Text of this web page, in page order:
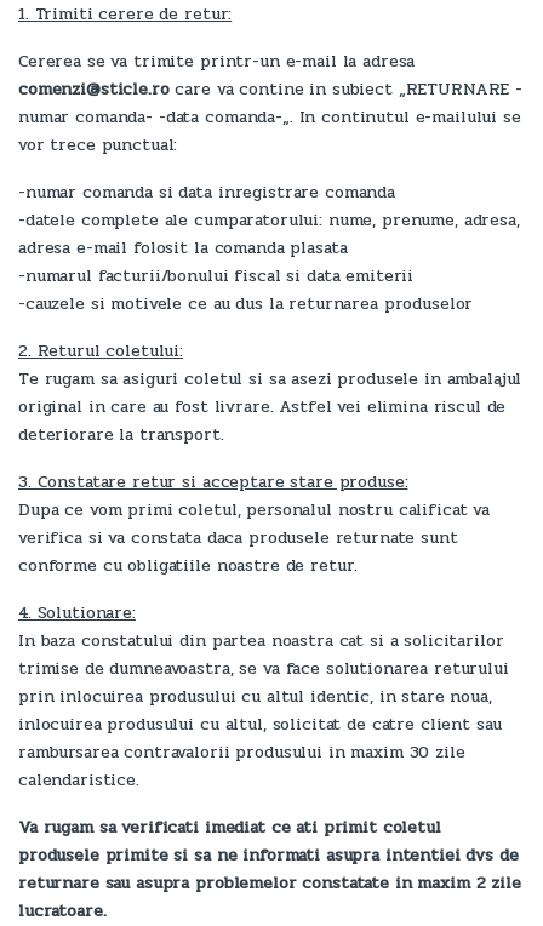
1. Trimiti cerere de retur:
Cererea se va trimite printr-un e-mail la adresa
comenzi@sticle.rocare va contine in subiect „RETURNARE -
numar comanda- -data comanda-„. In continutul e-mailului se
vor trece punctual:
-numar comanda si data inregistrare comanda
-datele complete ale cumparatorului: nume, prenume, adresa,
adresa e-mail folosit la comanda plasata
-numarul facturii/bonului fiscal si data emiterii
-cauzele si motivele ce au dus la returnarea produselor
2. Returul coletului:
Te rugam sa asiguri coletul si sa asezi produsele in ambalajul
original in care au fost livrare. Astfel vei elimina riscul de
deteriorare la transport.
3. Constatare retur si acceptare stare produse:
Dupa ce vom primi coletul, personalul nostru calificat va
verifica si va constata daca produsele returnate sunt
conforme cu obligatiile noastre de retur.
4. Solutionare:
In baza constatului din partea noastra cat si a solicitarilor
trimise de dumneavoastra, se va face solutionarea returului
prin inlocuirea produsului cu altul identic, in stare noua,
inlocuirea produsului cu altul, solicitat de catre client sau
rambursarea contravalorii produsului in maxim 30 zile
calendaristice.
Va rugam sa verificati imediat ce ati primit coletul
produsele primite si sa ne informati asupra intentiei dvs de
returnare sau asupra problemelor constatate in maxim 2 zile
lucratoare.